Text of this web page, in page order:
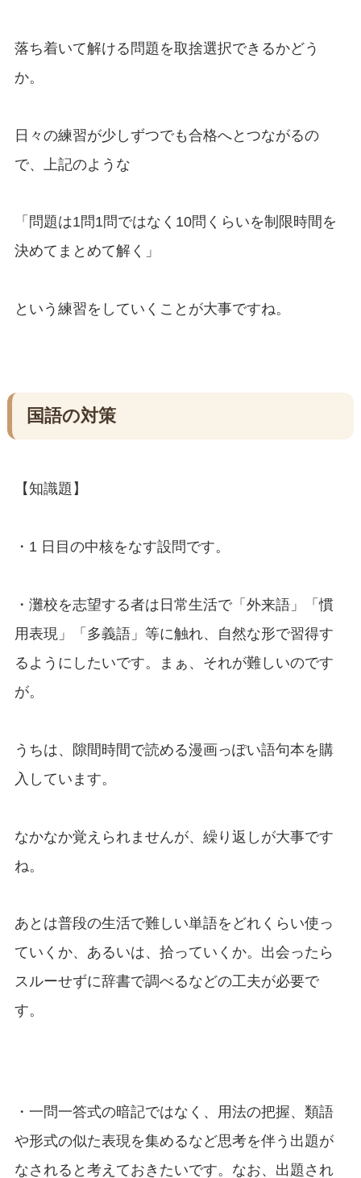
落ち着いて解ける問題を取捨選択できるかどう
か。
日々の練習が少しずつでも合格へとつながるの
で、上記のような
「問題は1問1問ではなく10問くらいを制限時間を
決めてまとめて解く」
という練習をしていくことが大事ですね。
国語の対策
【知識題】
・1 日目の中核をなす設問です。
・灘校を志望する者は日常生活で「外来語」「慣
用表現」「多義語」等に触れ、自然な形で習得す
るようにしたいです。まぁ、それが難しいのです
が。
うちは、隙間時間で読める漫画っぽい語句本を購
入しています。
なかなか覚えられませんが、繰り返しが大事です
ね。
あとは普段の生活で難しい単語をどれくらい使っ
ていくか、あるいは、拾っていくか。出会ったら
スルーせずに辞書で調べるなどの工夫が必要で
す。
・一問一答式の暗記ではなく、用法の把握、類語
や形式の似た表現を集めるなど思考を伴う出題が
なされると考えておきたいです。なお、出題され